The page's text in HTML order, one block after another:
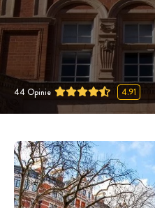
44Opinie 4.91